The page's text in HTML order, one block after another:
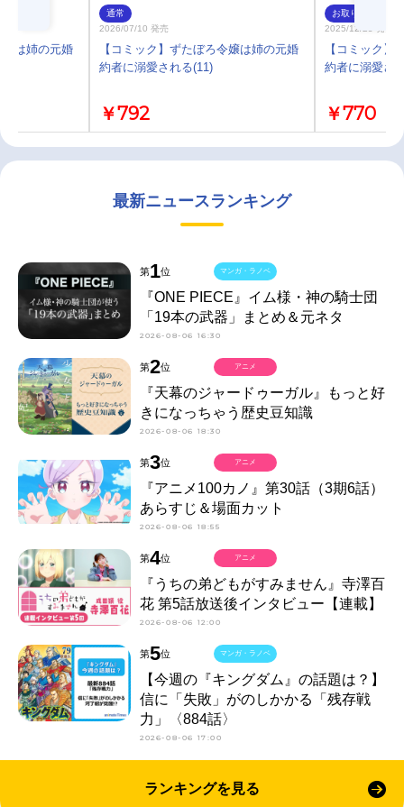
は姉の元婚
通常
2026/07/10 発売
【コミック】ずたぼろ令嬢は姉の元婚
約者に溺愛される(11)
￥792
お取り寄せ
2025/12/25 発売
【コミック】
約者に溺愛さ
￥770
最新ニュースランキング
第1位
『ONE PIECE』イム様・神の騎士団
「19本の武器」まとめ＆元ネタ
2026-08-06 16:30
マンガ・ラノベ
第2位
『天幕のジャードゥーガル』もっと好
きになっちゃう歴史豆知識
2026-08-06 18:30
アニメ
第3位
『アニメ100カノ』第30話（3期6話）
あらすじ＆場面カット
2026-08-06 18:55
アニメ
第4位
『うちの弟どもがすみません』寺澤百
花 第5話放送後インタビュー【連載】
2026-08-06 12:00
アニメ
第5位
【今週の『キングダム』の話題は？】
信に「失敗」がのしかかる「残存戦
力」〈884話〉
2026-08-06 17:00
マンガ・ラノベ
ランキングを見る